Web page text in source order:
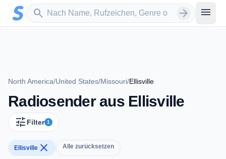
Zum Hauptinhalt springen
search
Sender suchen arrow_forward menu
North America/United States/Missouri/Ellisville
Radiosender aus Ellisville
tune Filter 1
Ellisville close Alle zurücksetzen